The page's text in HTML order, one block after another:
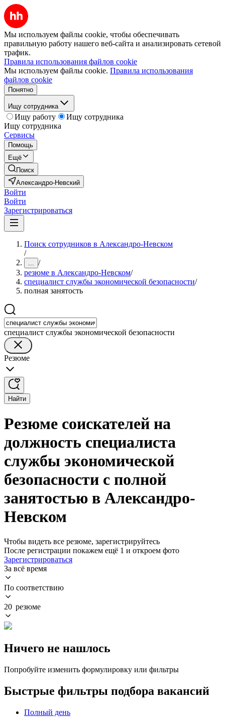
Мы используем файлы cookie, чтобы обеспечивать
правильную работу нашего веб-сайта и анализировать сетевой
трафик.
Правила использования файлов cookie
Мы используем файлы cookie. Правила использования
файлов cookie
Понятно
Ищу сотрудника
Ищу работу
Ищу сотрудника
Ищу сотрудника
Сервисы
Помощь
Ещё
Поиск
Александро-Невский
Войти
Войти
Зарегистрироваться
Поиск сотрудников в Александро-Невском
/
... /
резюме в Александро-Невском/
специалист службы экономической безопасности/
полная занятость
специалист службы экономической безопасности
Резюме
Найти
Резюме соискателей на
должность специалиста
службы экономической
безопасности с полной
занятостью в Александро-
Невском
Чтобы видеть все резюме, зарегистрируйтесь
После регистрации покажем ещё 1 и откроем фото
Зарегистрироваться
За всё время
По соответствию
20 резюме
Ничего не нашлось
Попробуйте изменить формулировку или фильтры
Быстрые фильтры подбора вакансий
Полный день